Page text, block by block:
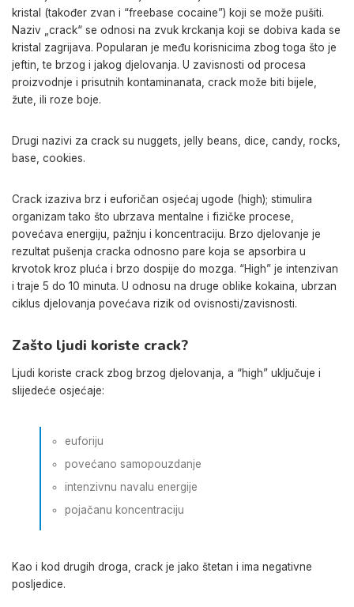
kristal (također zvan i “freebase cocaine”) koji se može pušiti.
Naziv „crack“ se odnosi na zvuk krckanja koji se dobiva kada se
kristal zagrijava. Popularan je među korisnicima zbog toga što je
jeftin, te brzog i jakog djelovanja. U zavisnosti od procesa
proizvodnje i prisutnih kontaminanata, crack može biti bijele,
žute, ili roze boje.
Drugi nazivi za crack su nuggets, jelly beans, dice, candy, rocks,
base, cookies.
Crack izaziva brz i euforičan osjećaj ugode (high); stimulira
organizam tako što ubrzava mentalne i fizičke procese,
povećava energiju, pažnju i koncentraciju. Brzo djelovanje je
rezultat pušenja cracka odnosno pare koja se apsorbira u
krvotok kroz pluća i brzo dospije do mozga. “High” je intenzivan
i traje 5 do 10 minuta. U odnosu na druge oblike kokaina, ubrzan
ciklus djelovanja povećava rizik od ovisnosti/zavisnosti.
Zašto ljudi koriste crack?
Ljudi koriste crack zbog brzog djelovanja, a “high” uključuje i
slijedeće osjećaje:
euforiju
povećano samopouzdanje
intenzivnu navalu energije
pojačanu koncentraciju
Kao i kod drugih droga, crack je jako štetan i ima negativne
posljedice.